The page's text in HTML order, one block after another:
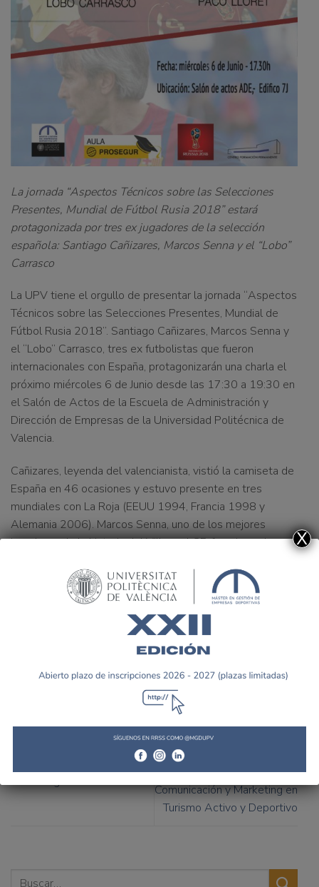
La jornada “Aspectos Técnicos sobre las Selecciones
Presentes, Mundial de Fútbol Rusia 2018” estará
protagonizada por tres ex jugadores de la selección
española: Santiago Cañizares, Marcos Senna y el “Lobo”
Carrasco
La UPV tiene el orgullo de presentar la jornada “Aspectos
Técnicos sobre las Selecciones Presentes, Mundial de
Fútbol Rusia 2018”. Santiago Cañizares, Marcos Senna y
el “Lobo” Carrasco, tres ex futbolistas que fueron
internacionales con España, protagonizarán una charla el
próximo miércoles 6 de Junio desde las 17:30 a 19:30 en
el Salón de Actos de la Escuela de Administración y
Dirección de Empresas de la Universidad Politécnica de
Valencia.
Cañizares, leyenda del valencianista, vistió la camiseta de
España en 46 ocasiones y estuvo presente en tres
mundiales con La Roja (EEUU 1994, Francia 1998 y
Alemania 2006). Marcos Senna, uno de los mejores
jugadores de la historia del Villarreal CF, fue pieza clave
en 2008. Por su parte, el “Lobo Carrasco”, ex jugador del
Barcelona, estuvo presente en el Mundial de México en
1986 y vistió en 54 ocasiones La Roja, con la que anotó 5
Jornada de Comunicación y
Marketing en La Nucía
Los alumnos del MGDUPV
acudieron a La Nucía para
asistir a la VI Jornada de
Comunicación y Marketing en
Turismo Activo y Deportivo
X